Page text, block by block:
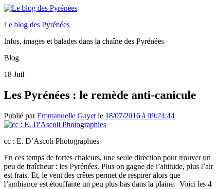
Le blog des Pyrénées
Infos, images et balades dans la chaîne des Pyrénées
Blog
18 Juil
Les Pyrénées : le remède anti-canicule
Publié parEmmanuelle Gayet le 18/07/2016 à 09:24:44
cc : E. D’Ascoli Photographies
En ces temps de fortes chaleurs, une seule direction pour trouver un
peu de fraîcheur : les Pyrénées. Plus on gagne de l’altitude, plus l’air
est frais. Et, le vent des crêtes permet de respirer alors que
l’ambiance est étouffante un peu plus bas dans la plaine. Voici les 4